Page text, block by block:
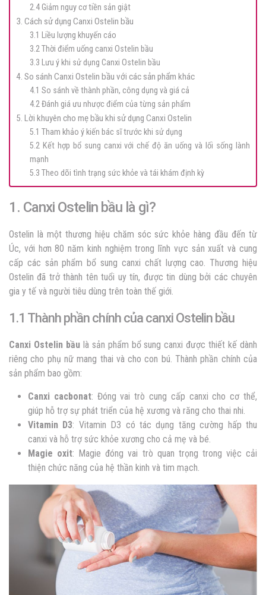
2.4 Giảm nguy cơ tiền sản giật
3. Cách sử dụng Canxi Ostelin bầu
3.1 Liều lượng khuyến cáo
3.2 Thời điểm uống canxi Ostelin bầu
3.3 Lưu ý khi sử dụng Canxi Ostelin bầu
4. So sánh Canxi Ostelin bầu với các sản phẩm khác
4.1 So sánh về thành phần, công dụng và giá cả
4.2 Đánh giá ưu nhược điểm của từng sản phẩm
5. Lời khuyên cho mẹ bầu khi sử dụng Canxi Ostelin
5.1 Tham khảo ý kiến bác sĩ trước khi sử dụng
5.2 Kết hợp bổ sung canxi với chế độ ăn uống và lối sống lành
mạnh
5.3 Theo dõi tình trạng sức khỏe và tái khám định kỳ
1. Canxi Ostelin bầu là gì?
Ostelin là một thương hiệu chăm sóc sức khỏe hàng đầu đến từ
Úc, với hơn 80 năm kinh nghiệm trong lĩnh vực sản xuất và cung
cấp các sản phẩm bổ sung canxi chất lượng cao. Thương hiệu
Ostelin đã trở thành tên tuổi uy tín, được tin dùng bởi các chuyên
gia y tế và người tiêu dùng trên toàn thế giới.
1.1 Thành phần chính của canxi Ostelin bầu
Canxi Ostelin bầu là sản phẩm bổ sung canxi được thiết kế dành
riêng cho phụ nữ mang thai và cho con bú. Thành phần chính của
sản phẩm bao gồm:
Canxi cacbonat: Đóng vai trò cung cấp canxi cho cơ thể,
giúp hỗ trợ sự phát triển của hệ xương và răng cho thai nhi.
Vitamin D3: Vitamin D3 có tác dụng tăng cường hấp thu
canxi và hỗ trợ sức khỏe xương cho cả mẹ và bé.
Magie oxit: Magie đóng vai trò quan trọng trong việc cải
thiện chức năng của hệ thần kinh và tim mạch.